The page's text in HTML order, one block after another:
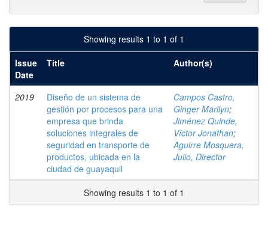
Showing results 1 to 1 of 1
Issue
Date
Title Author(s)
2019
Diseño de un sistema de
gestión por procesos para una
empresa que brinda
soluciones integrales de
seguridad en transporte de
productos, ubicada en la
ciudad de guayaquil
Campos Castro,
Ginger Marilyn;
Jiménez Quinde,
Víctor Jonathan;
Aguirre Mosquera,
Julio, Director
Showing results 1 to 1 of 1